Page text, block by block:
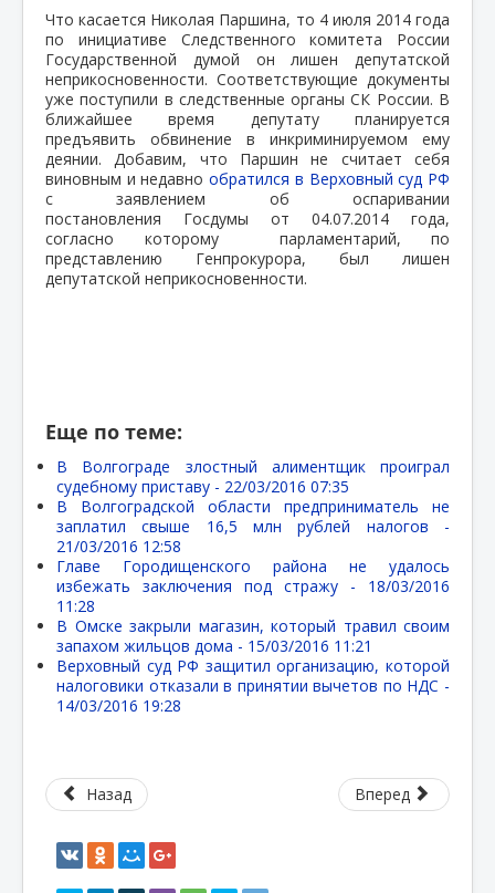
Что касается Николая Паршина, то 4 июля 2014 года
по инициативе Следственного комитета России
Государственной думой он лишен депутатской
неприкосновенности. Соответствующие документы
уже поступили в следственные органы СК России. В
ближайшее время депутату планируется
предъявить обвинение в инкриминируемом ему
деянии. Добавим, что Паршин не считает себя
виновным и недавнообратился в Верховный суд РФ
с заявлением об оспаривании
постановления Госдумы от 04.07.2014 года,
согласно которому парламентарий, по
представлению Генпрокурора, был лишен
депутатской неприкосновенности.
Еще по теме:
В Волгограде злостный алиментщик проиграл
судебному приставу - 22/03/2016 07:35
В Волгоградской области предприниматель не
заплатил свыше 16,5 млн рублей налогов -
21/03/2016 12:58
Главе Городищенского района не удалось
избежать заключения под стражу - 18/03/2016
11:28
В Омске закрыли магазин, который травил своим
запахом жильцов дома - 15/03/2016 11:21
Верховный суд РФ защитил организацию, которой
налоговики отказали в принятии вычетов по НДС -
14/03/2016 19:28
Назад Вперед